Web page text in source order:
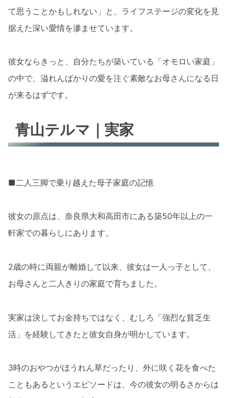
て思うことかもしれない」と、ライフステージの変化を見
据えた深い愛情を滲ませています。
彼女ならきっと、自分たちが築いている「オモロい家庭」
の中で、溢れんばかりの愛を注ぐ素敵なお母さんになる日
が来るはずです。
青山テルマ｜実家
■二人三脚で乗り越えた母子家庭の記憶
彼女の原点は、奈良県大和高田市にある築50年以上の一
軒家での暮らしにあります。
2歳の時に両親が離婚して以来、彼女は一人っ子として、
お母さんと二人きりの家庭で育ちました。
実家は決してお金持ちではなく、むしろ「強烈な貧乏生
活」を経験してきたと彼女自身が明かしています。
3時のおやつがほうれん草だったり、外に咲く花を食べた
こともあるというエピソードは、今の彼女の明るさからは